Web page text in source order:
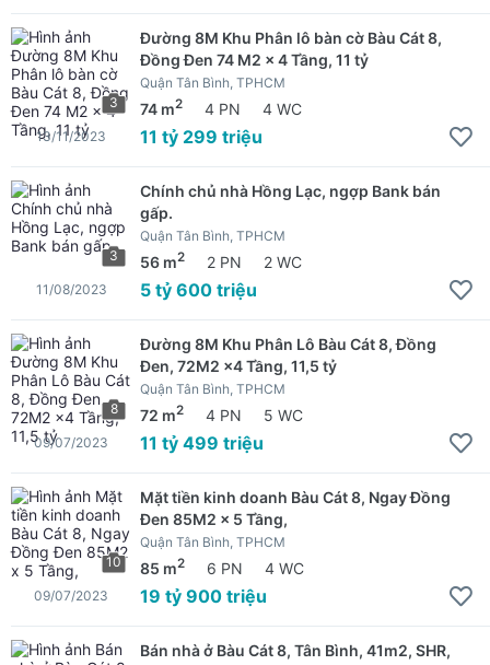
3
Đường 8M Khu Phân lô bàn cờ Bàu Cát 8,
Đồng Đen 74 M2 x 4 Tầng, 11 tỷ
Quận Tân Bình, TPHCM
74 m2 4 PN 4 WC
11 tỷ 299 triệu
13/11/2023
3
Chính chủ nhà Hồng Lạc, ngợp Bank bán
gấp.
Quận Tân Bình, TPHCM
56 m2 2 PN 2 WC
5 tỷ 600 triệu
11/08/2023
8
Đường 8M Khu Phân Lô Bàu Cát 8, Đồng
Đen, 72M2 x4 Tầng, 11,5 tỷ
Quận Tân Bình, TPHCM
72 m2 4 PN 5 WC
11 tỷ 499 triệu
09/07/2023
10
Mặt tiền kinh doanh Bàu Cát 8, Ngay Đồng
Đen 85M2 x 5 Tầng,
Quận Tân Bình, TPHCM
85 m2 6 PN 4 WC
19 tỷ 900 triệu
09/07/2023
Bán nhà ở Bàu Cát 8, Tân Bình, 41m2, SHR,